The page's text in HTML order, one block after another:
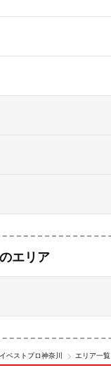
エリア
ベストプロ神奈川 エリア一覧